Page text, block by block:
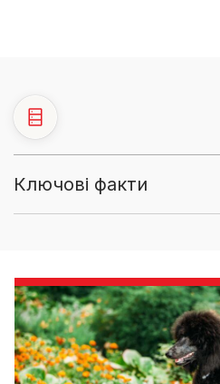
Ключові факти